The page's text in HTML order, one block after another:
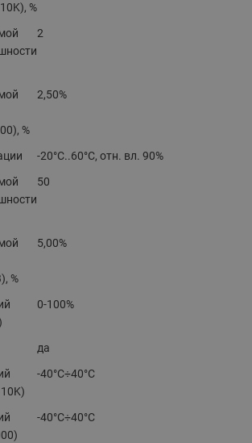
%
2
%
2,50%
-20°C..60°C, отн. вл. 90%
50
%
5,00%
0-100%
да
-40°C÷40°C
-40°C÷40°C